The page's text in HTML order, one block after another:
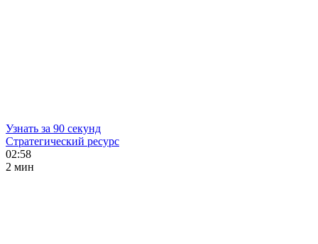
Узнать за 90 секунд
Стратегический ресурс
02:58
2 мин